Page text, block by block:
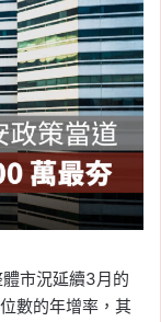
市況延續3月的
數的年增率，其